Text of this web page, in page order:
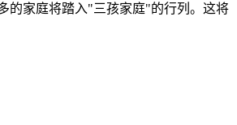
的家庭将踏入"三孩家庭"的行列。这将